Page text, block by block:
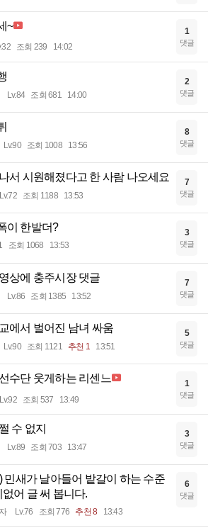
~
조회 239 14:02
1
댓글
Lv.84 조회 681 14:00
2
댓글
Lv.90 조회 1008 13:56
8
댓글
서 시원해졌다고 한 사람 나오세요
Lv.72 조회 1188 13:53
7
댓글
이 한발더?
조회 1068 13:53
3
댓글
상에 충주시장 댓글
Lv.86 조회 1385 13:52
7
댓글
에서 벌어진 남녀 싸움
Lv.90 조회 1121 추천 1 13:51
5
댓글
수단 웃게하는 리센느
Lv.92 조회 537 13:49
1
댓글
수 없지
Lv.89 조회 703 13:47
3
댓글
민새가 날아들어 밭갈이 하는 수준
어 글 써 봅니다.
Lv.76 조회 776 추천 8 13:43
6
댓글